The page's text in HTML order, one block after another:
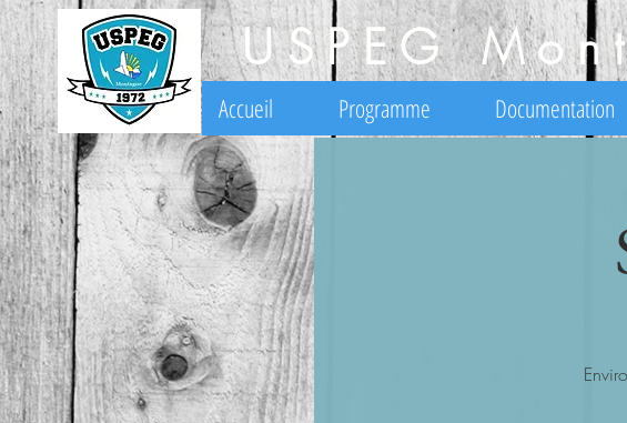
USPEG
Accueil Programme Documentation